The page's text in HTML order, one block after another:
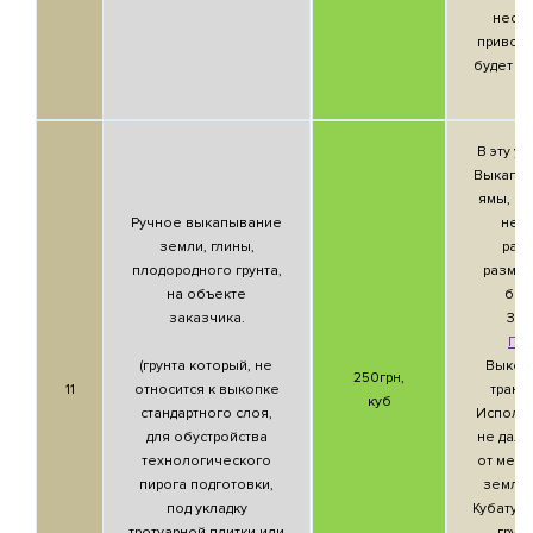
будет
11
Ручное выкапывание
земли, глины,
плодородного грунта,
на объекте
заказчика.
(грунта который, не
относится к выкопке
стандартного слоя,
для обустройства
технологического
пирога подготовки,
под укладку
250грн,
куб
В эту
ямы,
не
от